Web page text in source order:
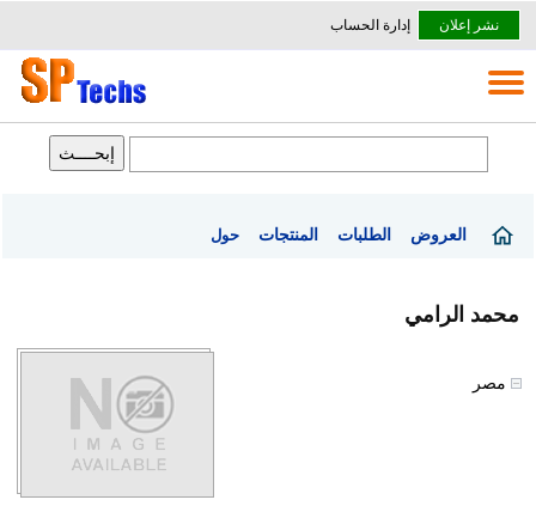
نشر إعلان إدارة الحساب
العروض الطلبات المنتجات حول
محمد الرامي
مصر